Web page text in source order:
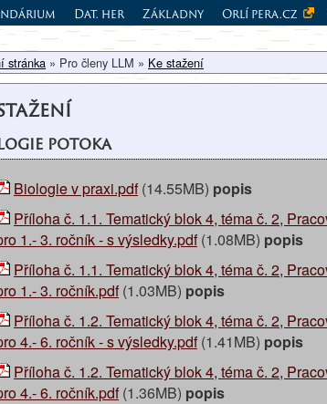
Dat. her Základny Orlí pera.cz
stránka » Pro členy LLM » Ke stažení
potoka
Biologie v praxi.pdf(14.55MB) popis
Příloha č. 1.1. Tematický blok 4, téma č. 2,
1.- 3. ročník - s výsledky.pdf(1.08MB) popis
Příloha č. 1.1. Tematický blok 4, téma č. 2,
1.- 3. ročník.pdf(1.03MB) popis
Příloha č. 1.2. Tematický blok 4, téma č. 2,
4.- 6. ročník - s výsledky.pdf(1.41MB) popis
Příloha č. 1.2. Tematický blok 4, téma č. 2,
4.- 6. ročník.pdf(1.36MB) popis